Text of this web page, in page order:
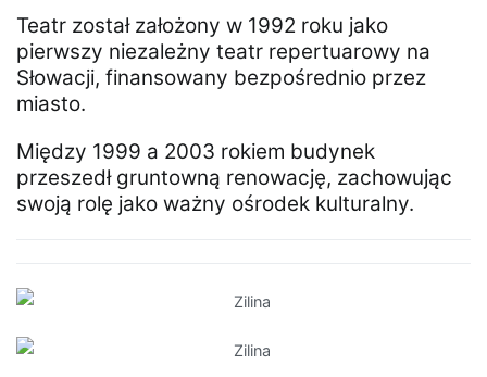
Teatr został założony w 1992 roku jako
pierwszy niezależny teatr repertuarowy na
Słowacji, finansowany bezpośrednio przez
miasto.
Między 1999 a 2003 rokiem budynek
przeszedł gruntowną renowację, zachowując
swoją rolę jako ważny ośrodek kulturalny.